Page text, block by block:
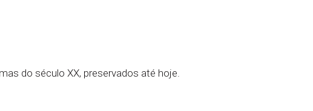
do século XX, preservados até hoje.